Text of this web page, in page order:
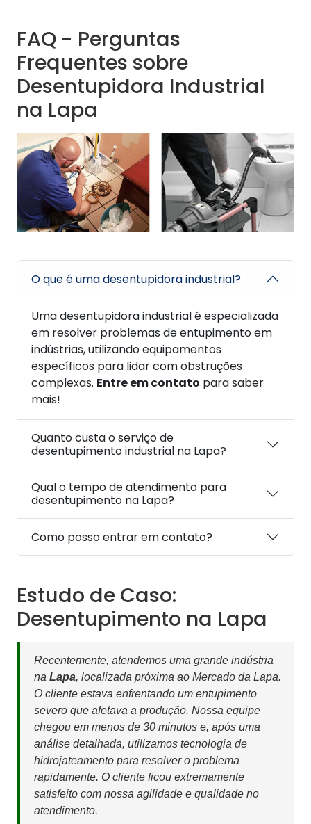
FAQ - Perguntas
Frequentes sobre
Desentupidora Industrial
na Lapa
O que é uma desentupidora industrial?
Uma desentupidora industrial é especializada
em resolver problemas de entupimento em
indústrias, utilizando equipamentos
específicos para lidar com obstruções
complexas. Entre em contato para saber
mais!
Quanto custa o serviço de
desentupimento industrial na Lapa?
Qual o tempo de atendimento para
desentupimento na Lapa?
Como posso entrar em contato?
Estudo de Caso:
Desentupimento na Lapa
Recentemente, atendemos uma grande indústria
na Lapa, localizada próxima ao Mercado da Lapa.
O cliente estava enfrentando um entupimento
severo que afetava a produção. Nossa equipe
chegou em menos de 30 minutos e, após uma
análise detalhada, utilizamos tecnologia de
hidrojateamento para resolver o problema
rapidamente. O cliente ficou extremamente
satisfeito com nossa agilidade e qualidade no
atendimento.